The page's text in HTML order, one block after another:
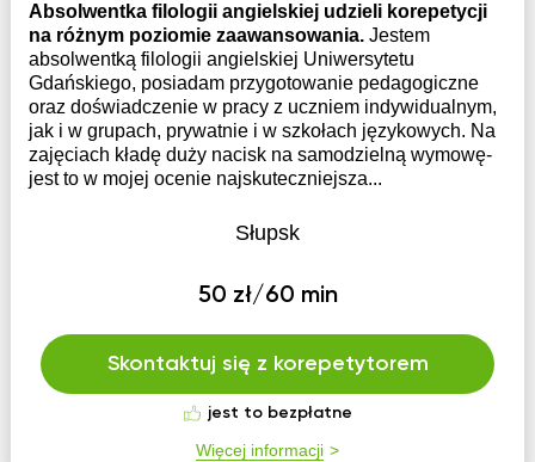
Absolwentka filologii angielskiej udzieli korepetycji
na różnym poziomie zaawansowania. Jestem
absolwentką filologii angielskiej Uniwersytetu
Gdańskiego, posiadam przygotowanie pedagogiczne
oraz doświadczenie w pracy z uczniem indywidualnym,
jak i w grupach, prywatnie i w szkołach językowych. Na
zajęciach kładę duży nacisk na samodzielną wymowę-
jest to w mojej ocenie najskuteczniejsza...
Słupsk
50 zł/60 min
Skontaktuj się z korepetytorem
jest to bezpłatne
Więcej informacji